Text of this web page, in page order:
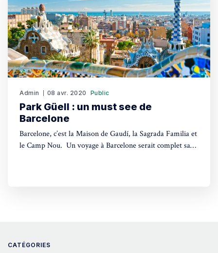
Admin 08 avr. 2020 Public
Park Güell : un must see de
Barcelone
Barcelone, c’est la Maison de Gaudí, la Sagrada Familia et
le Camp Nou. Un voyage à Barcelone serait complet sans
CATÉGORIES